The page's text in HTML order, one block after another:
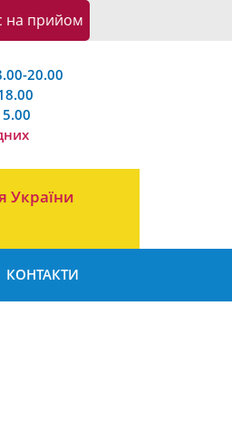
на прийом
20.00
України
КОНТАКТИ